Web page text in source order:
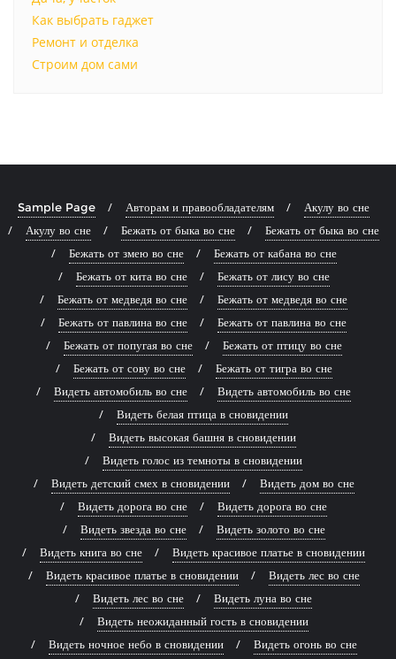
Как выбрать гаджет
Ремонт и отделка
Строим дом сами
Sample Page Авторам и правообладателям
Акулу во сне
Акулу во сне
Бежать от быка во сне
Бежать от быка во сне
Бежать от змею во сне
Бежать от кабана во сне
Бежать от кита во сне
Бежать от лису во сне
Бежать от медведя во сне
Бежать от медведя во сне
Бежать от павлина во сне
Бежать от павлина во сне
Бежать от попугая во сне
Бежать от птицу во сне
Бежать от сову во сне
Бежать от тигра во сне
Видеть автомобиль во сне
Видеть автомобиль во сне
Видеть белая птица в сновидении
Видеть высокая башня в сновидении
Видеть голос из темноты в сновидении
Видеть детский смех в сновидении
Видеть дом во сне
Видеть дорога во сне
Видеть дорога во сне
Видеть звезда во сне
Видеть золото во сне
Видеть книга во сне
Видеть красивое платье в сновидении
Видеть красивое платье в сновидении
Видеть лес во сне
Видеть лес во сне
Видеть луна во сне
Видеть неожиданный гость в сновидении
Видеть ночное небо в сновидении
Видеть огонь во сне